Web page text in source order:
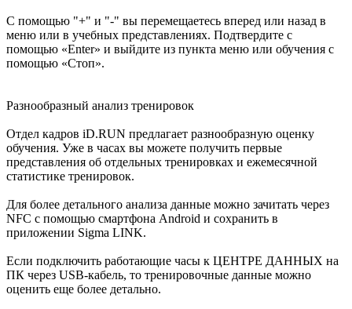
С помощью "+" и "-" вы перемещаетесь вперед или назад в
меню или в учебных представлениях. Подтвердите с
помощью «Enter» и выйдите из пункта меню или обучения с
помощью «Стоп».
Разнообразный анализ тренировок
Отдел кадров iD.RUN предлагает разнообразную оценку
обучения. Уже в часах вы можете получить первые
представления об отдельных тренировках и ежемесячной
статистике тренировок.
Для более детального анализа данные можно зачитать через
NFC с помощью смартфона Android и сохранить в
приложении Sigma LINK.
Если подключить работающие часы к ЦЕНТРЕ ДАННЫХ на
ПК через USB-кабель, то тренировочные данные можно
оценить еще более детально.